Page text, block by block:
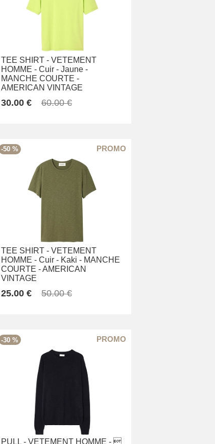
TEE SHIRT - VETEMENT
HOMME - Cuir - Jaune -
MANCHE COURTE -
AMERICAN VINTAGE
30.00 € 60.00 €
-50 %
TEE SHIRT - VETEMENT
HOMME - Cuir - Kaki - MANCHE
COURTE -AMERICAN
VINTAGE
25.00 € 50.00 €
-30 %
PULL - VETEMENT HOMME - 